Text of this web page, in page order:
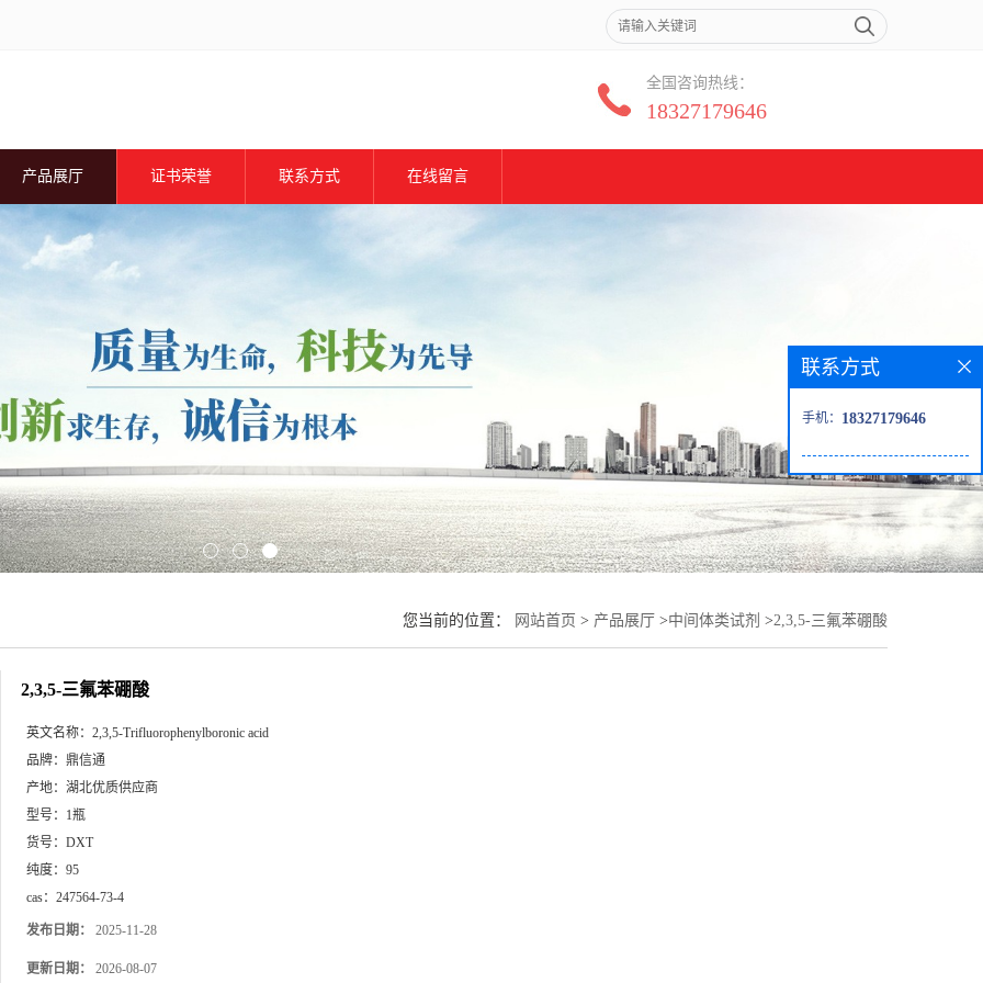
全国咨询热线：
18327179646
产品展厅 证书荣誉 联系方式 在线留言
您当前的位置： 网站首页 > 产品展厅 >中间体类试剂 >2,3,5-三氟苯硼酸
2,3,5-三氟苯硼酸
英文名称： 2,3,5-Trifluorophenylboronic acid
品牌： 鼎信通
产地： 湖北优质供应商
型号： 1瓶
货号： DXT
纯度： 95
cas： 247564-73-4
发布日期： 2025-11-28
更新日期： 2026-08-07
联系方式
手机： 18327179646